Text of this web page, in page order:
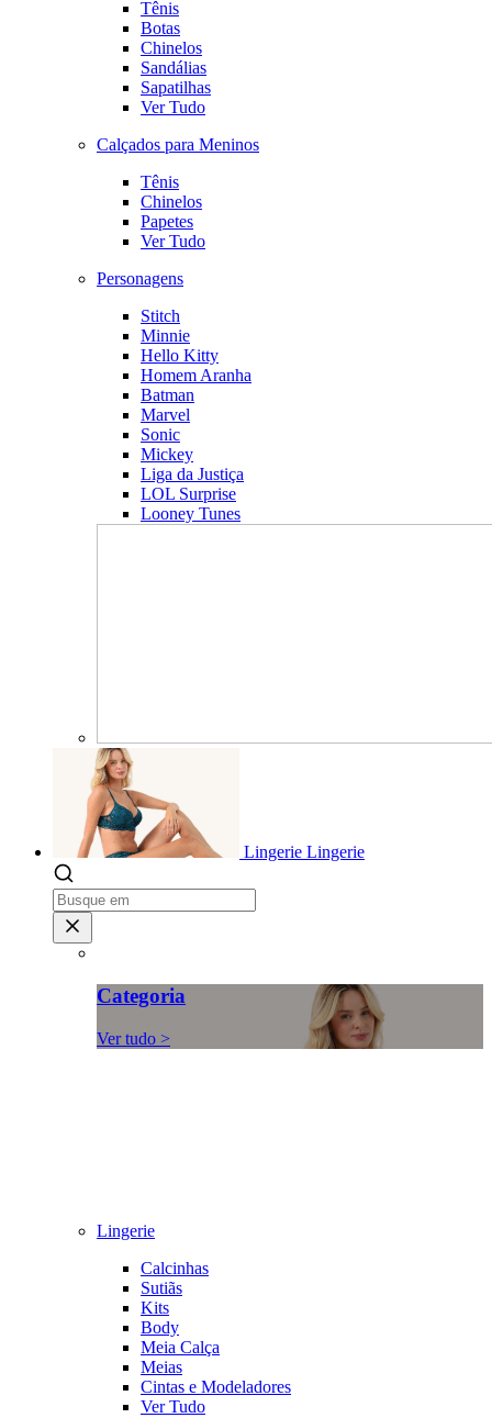
Tênis
Botas
Chinelos
Sandálias
Sapatilhas
Ver Tudo
Calçados para Meninos
Tênis
Chinelos
Papetes
Ver Tudo
Personagens
Stitch
Minnie
Hello Kitty
Homem Aranha
Batman
Marvel
Sonic
Mickey
Liga da Justiça
LOL Surprise
Looney Tunes
Lingerie Lingerie
Categoria
Ver tudo >
Lingerie
Calcinhas
Sutiãs
Kits
Body
Meia Calça
Meias
Cintas e Modeladores
Ver Tudo